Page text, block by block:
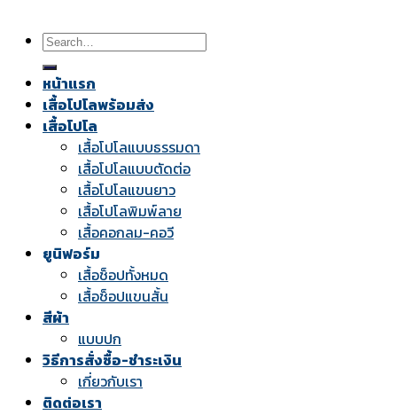
Search
for:
หน้าแรก
เสื้อโปโลพร้อมส่ง
เสื้อโปโล
เสื้อโปโลแบบธรรมดา
เสื้อโปโลแบบตัดต่อ
เสื้อโปโลแขนยาว
เสื้อโปโลพิมพ์ลาย
เสื้อคอกลม-คอวี
ยูนิฟอร์ม
เสื้อช็อปทั้งหมด
เสื้อช็อปแขนสั้น
สีผ้า
แบบปก
วิธีการสั่งซื้อ-ชำระเงิน
เกี่ยวกับเรา
ติดต่อเรา